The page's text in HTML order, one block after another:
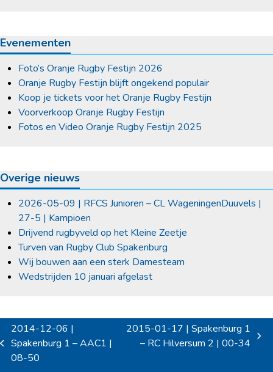
Evenementen
Foto’s Oranje Rugby Festijn 2026
Oranje Rugby Festijn blijft ongekend populair
Koop je tickets voor het Oranje Rugby Festijn
Voorverkoop Oranje Rugby Festijn
Fotos en Video Oranje Rugby Festijn 2025
Overige nieuws
2026-05-09 | RFCS Junioren – CL WageningenDuuvels |
27-5 | Kampioen
Drijvend rugbyveld op het Kleine Zeetje
Turven van Rugby Club Spakenburg
Wij bouwen aan een sterk Damesteam
Wedstrijden 10 januari afgelast
previous
post:
2014-12-06 |
Spakenburg 1 – AAC1 |
08-50
next
2015-01-17 | Spakenburg 1
– RC Hilversum 2 | 00-34